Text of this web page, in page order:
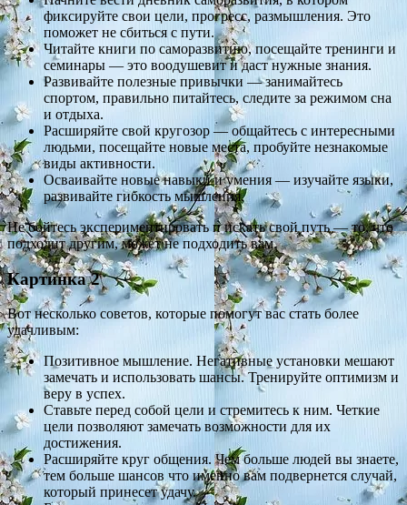
фиксируйте свои цели, прогресс, размышления. Это
поможет не сбиться с пути.
Читайте книги по саморазвитию, посещайте тренинги и
семинары — это воодушевит и даст нужные знания.
Развивайте полезные привычки — занимайтесь
спортом, правильно питайтесь, следите за режимом сна
и отдыха.
Расширяйте свой кругозор — общайтесь с интересными
людьми, посещайте новые места, пробуйте незнакомые
виды активности.
Осваивайте новые навыки и умения — изучайте языки,
развивайте гибкость мышления.
Не бойтесь экспериментировать и искать свой путь — то, что
подходит другим, может не подходить вам.
Картинка 2
Вот несколько советов, которые помогут вас стать более
удачливым:
Позитивное мышление. Негативные установки мешают
замечать и использовать шансы. Тренируйте оптимизм и
веру в успех.
Ставьте перед собой цели и стремитесь к ним. Четкие
цели позволяют замечать возможности для их
достижения.
Расширяйте круг общения. Чем больше людей вы знаете,
тем больше шансов что именно вам подвернется случай,
который принесет удачу.